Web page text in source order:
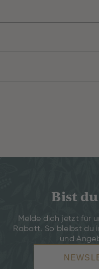
Bist
Melde dich jetzt für
Rabatt. So bleibst du
und